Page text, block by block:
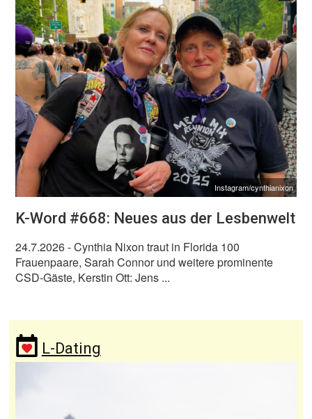
Instagram/cynthianixon
K-Word #668: Neues aus der Lesbenwelt
24.7.2026- Cynthia Nixon traut in Florida 100
Frauenpaare, Sarah Connor und weitere prominente
CSD-Gäste, Kerstin Ott: Jens ...
L-Dating